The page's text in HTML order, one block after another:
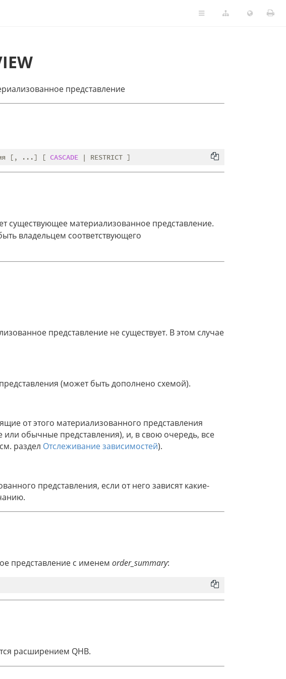
представление
[, ...] [ CASCADE
существующее материализованное представление.
владельцем соответствующего
представление не существует. В этом случае
(может быть дополнено схемой).
от этого материализованного представления
обычные представления), и, в свою очередь, все
раздел Отслеживание зависимостей).
представления, если от него зависят какие-
представление с именем order_summary:
расширением QHB.